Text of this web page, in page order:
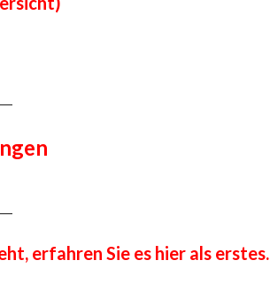
erfahren Sie es hier als erstes.